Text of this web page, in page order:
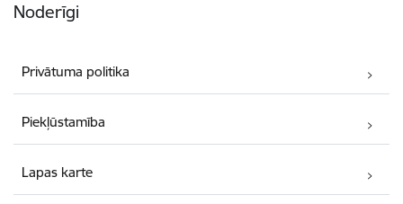
Noderīgi
Privātuma politika
Piekļūstamība
Lapas karte